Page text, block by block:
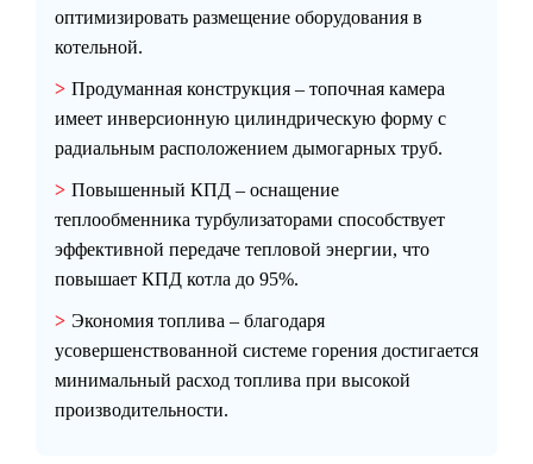
оптимизировать размещение оборудования в
котельной.
Продуманная конструкция – топочная камера
имеет инверсионную цилиндрическую форму с
радиальным расположением дымогарных труб.
Повышенный КПД – оснащение
теплообменника турбулизаторами способствует
эффективной передаче тепловой энергии, что
повышает КПД котла до 95%.
Экономия топлива – благодаря
усовершенствованной системе горения достигается
минимальный расход топлива при высокой
производительности.